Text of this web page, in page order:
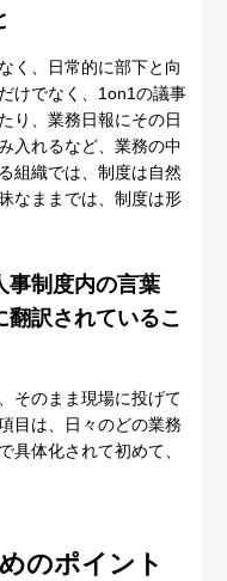
く、日常的に部下と向
けでなく、1on1の議事
り、業務日報にその日
入れるなど、業務の中
組織では、制度は自然
なままでは、制度は形
制度内の言葉
訳されているこ
そのまま現場に投げて
目は、日々のどの業務
具体化されて初めて、
のポイント